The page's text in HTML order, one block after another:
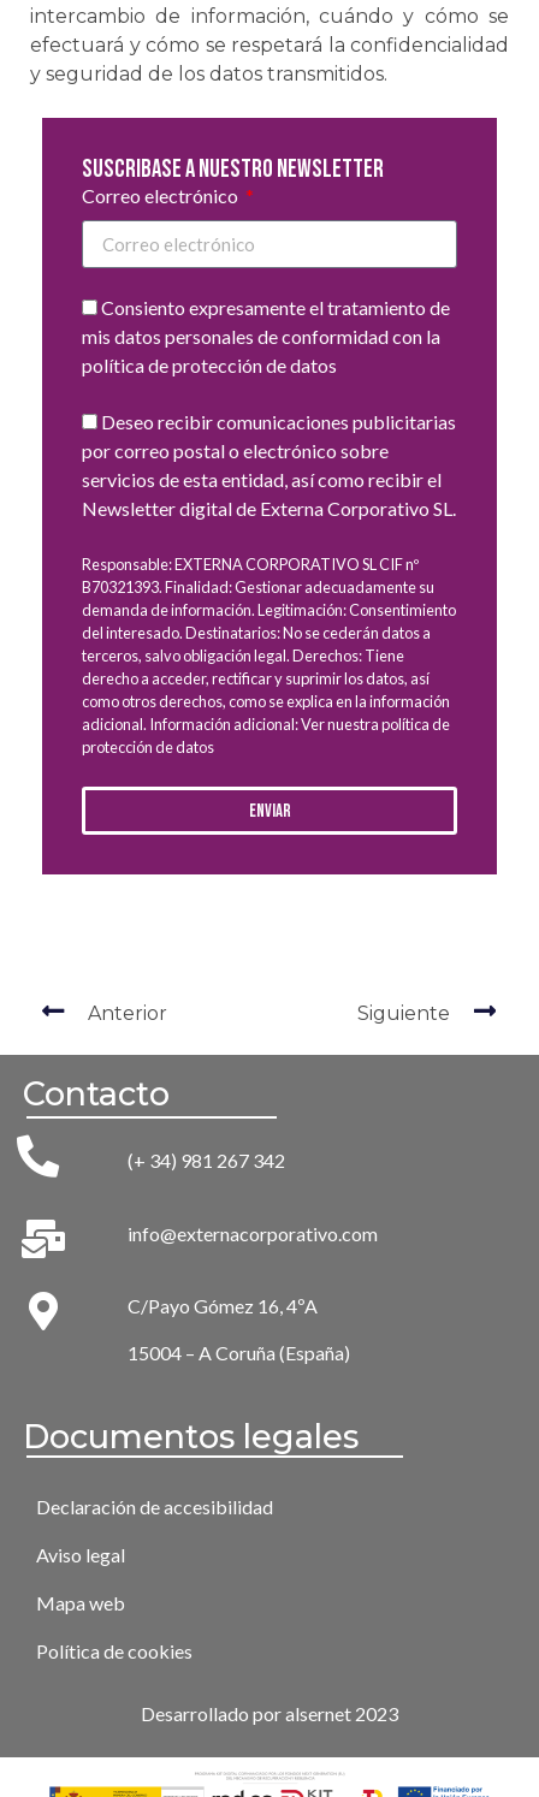
intercambio de información, cuándo y cómo se
efectuará y cómo se respetará la confidencialidad
y seguridad de los datos transmitidos.
Suscribase a nuestro newsletter
Correo electrónico
Consiento expresamente el tratamiento de
mis datos personales de conformidad con la
política de protección de datos
Deseo recibir comunicaciones publicitarias
por correo postal o electrónico sobre
servicios de esta entidad, así como recibir el
Newsletter digital de Externa Corporativo SL.
Responsable: EXTERNA CORPORATIVO SL CIF nº
B70321393. Finalidad: Gestionar adecuadamente su
demanda de información. Legitimación: Consentimiento
del interesado. Destinatarios: No se cederán datos a
terceros, salvo obligación legal. Derechos: Tiene
derecho a acceder, rectificar y suprimir los datos, así
como otros derechos, como se explica en la información
adicional. Información adicional: Ver nuestra política de
protección de datos
Enviar
Anterior Siguiente
Contacto
(+ 34) 981 267 342
info@externacorporativo.com
C/Payo Gómez 16, 4ºA
15004 – A Coruña (España)
Documentos legales
Declaración de accesibilidad
Aviso legal
Mapa web
Política de cookies
Desarrollado por alsernet 2023